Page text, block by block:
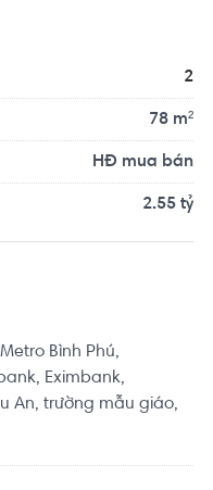
viện Triều An, trường
2
78 m²
HĐ mua bán
2.55 tỷ
Bình Phú,
Eximbank,
An, trường mẫu giáo,